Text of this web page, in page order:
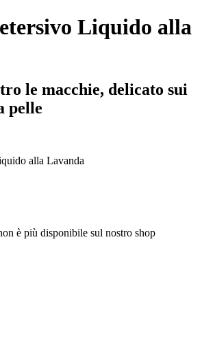
Liquido alla
le macchie, delicato sui
pelle
alla Lavanda
è più disponibile sul nostro shop